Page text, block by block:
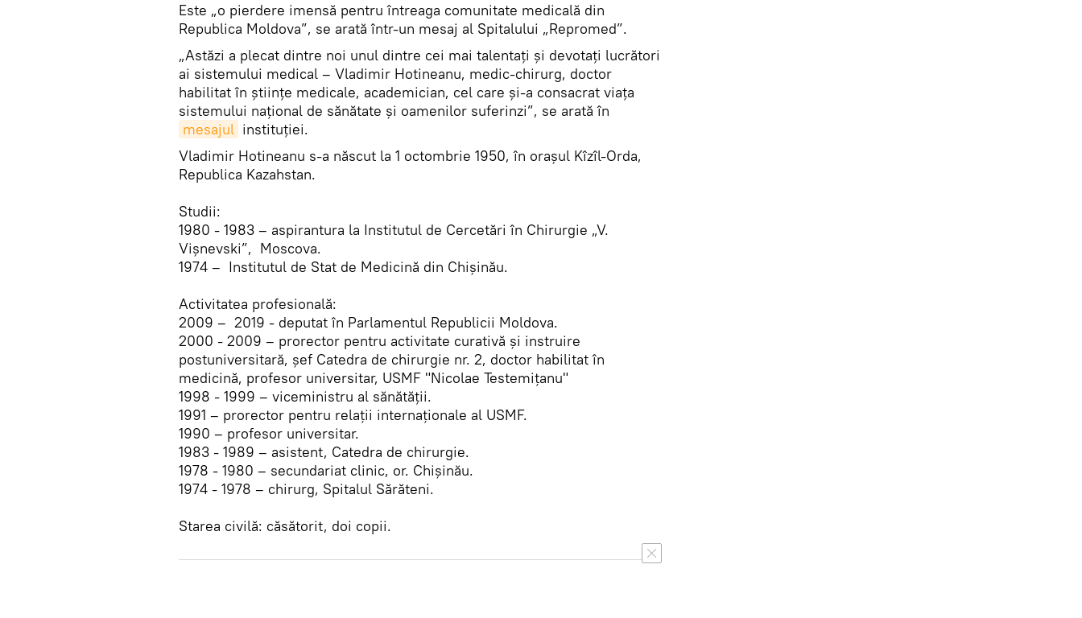
Este „o pierdere imensă pentru întreaga comunitate medicală din
Republica Moldova”, se arată într-un mesaj al Spitalului „Repromed”.
„Astăzi a plecat dintre noi unul dintre cei mai talentaţi şi devotaţi lucrători
ai sistemului medical – Vladimir Hotineanu, medic-chirurg, doctor
habilitat în științe medicale, academician, cel care și-a consacrat viaţa
sistemului național de sănătate și oamenilor suferinzi”, se arată în
mesajul instituției.
Vladimir Hotineanu s-a născut la 1 octombrie 1950, în oraşul Kîzîl-Orda,
Republica Kazahstan.
Studii:
1980 - 1983 – aspirantura la Institutul de Cercetări în Chirurgie „V.
Vişnevski”, Moscova.
1974 – Institutul de Stat de Medicină din Chişinău.
Activitatea profesională:
2009 – 2019 - deputat în Parlamentul Republicii Moldova.
2000 - 2009 – prorector pentru activitate curativă şi instruire
postuniversitară, şef Catedra de chirurgie nr. 2, doctor habilitat în
medicină, profesor universitar, USMF "Nicolae Testemiţanu"
1998 - 1999 – viceministru al sănătăţii.
1991 – prorector pentru relaţii internaţionale al USMF.
1990 – profesor universitar.
1983 - 1989 – asistent, Catedra de chirurgie.
1978 - 1980 – secundariat clinic, or. Chişinău.
1974 - 1978 – chirurg, Spitalul Sărăteni.
Starea civilă: căsătorit, doi copii.